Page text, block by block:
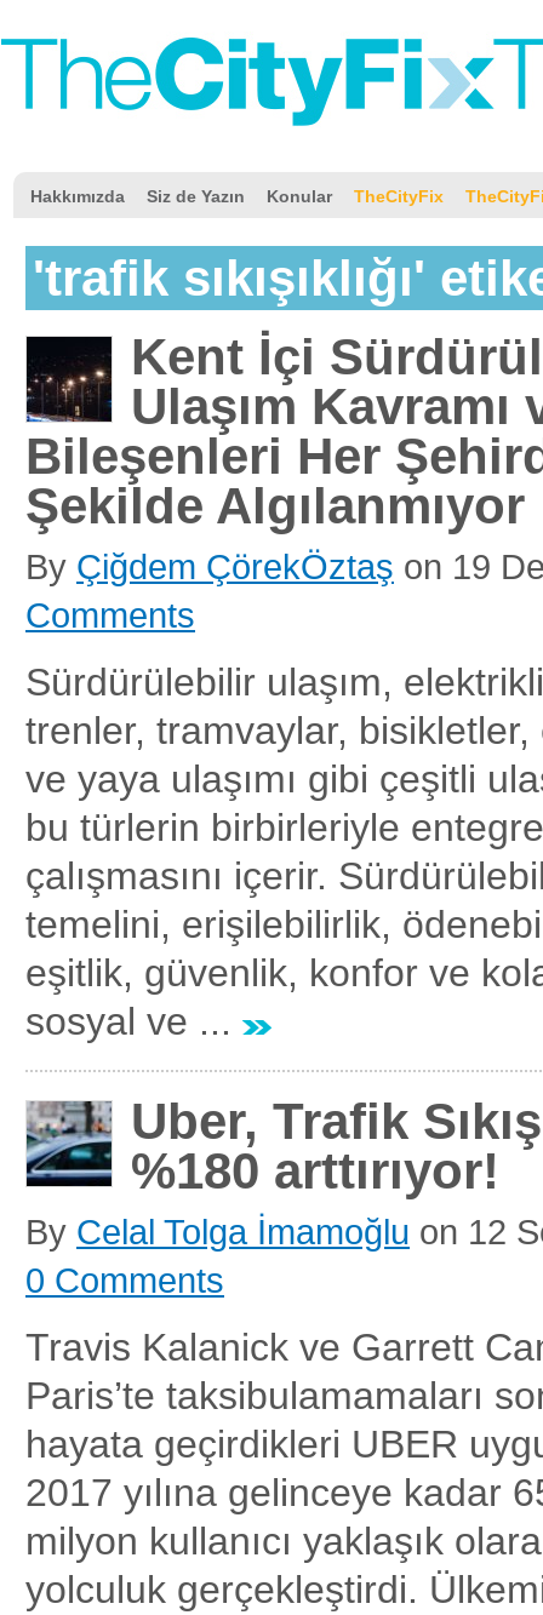
Hakkımızda Siz de Yazın Konular TheCityFix
'trafik sıkışıklığı'
Kent İçi
Ulaşım Kavramı
Bileşenleri Her
Şekilde Algılanmıyor
By Çiğdem ÇörekÖztaş on 19
Comments
Sürdürülebilir ulaşım,
trenler, tramvaylar, bisikletler,
ve yaya ulaşımı gibi çeşitli
bu türlerin birbirleriyle
çalışmasını içerir.
temelini, erişilebilirlik,
eşitlik, güvenlik, konfor ve
sosyal ve ...
Uber, Trafik
%180 arttırıyor!
By Celal Tolga İmamoğlu on 12
0 Comments
Travis Kalanick ve Garrett
Paris’te taksibulamamaları
hayata geçirdikleri UBER
2017 yılına gelinceye kadar
milyon kullanıcı yaklaşık
yolculuk gerçekleştirdi.